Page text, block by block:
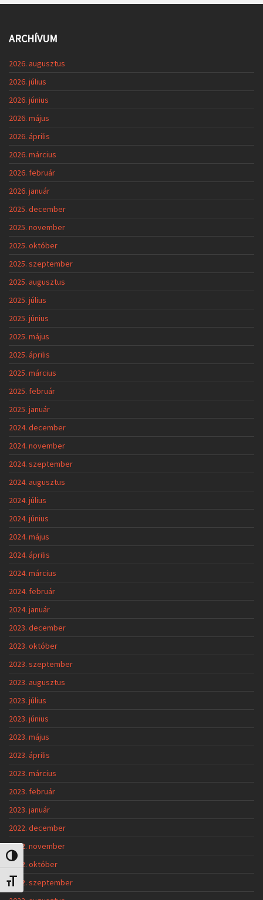
Nagy kontraszt váltása
Betűméret váltása
ARCHÍVUM
2026. augusztus
2026. július
2026. június
2026. május
2026. április
2026. március
2026. február
2026. január
2025. december
2025. november
2025. október
2025. szeptember
2025. augusztus
2025. július
2025. június
2025. május
2025. április
2025. március
2025. február
2025. január
2024. december
2024. november
2024. szeptember
2024. augusztus
2024. július
2024. június
2024. május
2024. április
2024. március
2024. február
2024. január
2023. december
2023. október
2023. szeptember
2023. augusztus
2023. július
2023. június
2023. május
2023. április
2023. március
2023. február
2023. január
2022. december
2022. november
2022. október
2022. szeptember